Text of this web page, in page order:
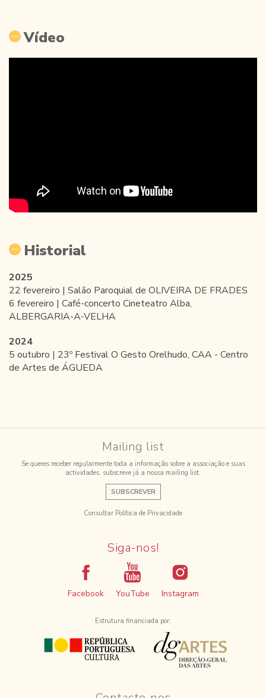
Vídeo
Historial
2025
22 fevereiro | Salão Paroquial de OLIVEIRA DE FRADES
6 fevereiro | Café-concerto Cineteatro Alba,
ALBERGARIA-A-VELHA
2024
5 outubro | 23º Festival O Gesto Orelhudo, CAA - Centro
de Artes de ÁGUEDA
Mailing list
Se queres receber regularmente toda a informação sobre a associação e suas
actividades, subscreve já a nossa mailing list.
SUBSCREVER
Consultar Política de Privacidade
Siga-nos!
Facebook YouTube Instagram
Estrutura financiada por: